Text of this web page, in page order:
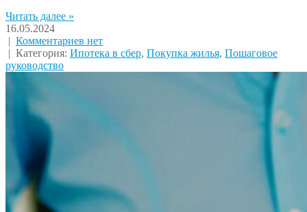
Читать далее »
16.05.2024
| Комментариев нет
| Категория: Ипотека в сбер, Покупка жилья, Пошаговое
руководство